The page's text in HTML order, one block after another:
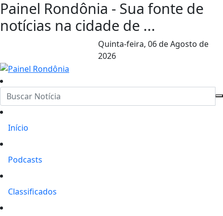
Painel Rondônia - Sua fonte de
notícias na cidade de ...
Quinta-feira, 06 de Agosto de
2026
Início
Podcasts
Classificados